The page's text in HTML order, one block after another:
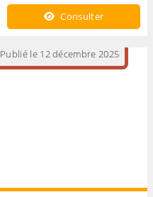
Consulter
Publié le 12 décembre 2025